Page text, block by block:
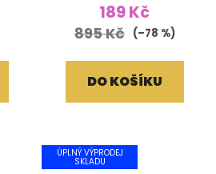
189 Kč
895 Kč (–78 %)
DO KOŠÍKU
ÚPLNÝ VÝPRODEJ
SKLADU